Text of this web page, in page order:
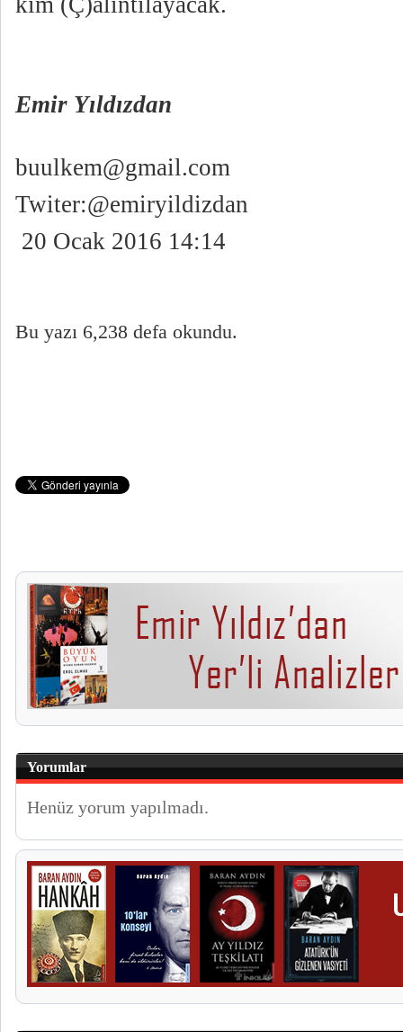
Emir Yıldızdan
buulkem@gmail.com
Twiter:@emiryildizdan
20 Ocak 2016 14:14
Bu yazı 6,238 defa okundu.
Yorumlar
Henüz yorum yapılmadı.